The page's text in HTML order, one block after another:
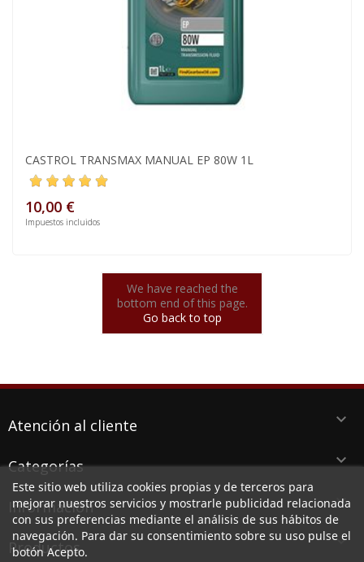
CASTROL TRANSMAX MANUAL EP 80W 1L
10,00 €
Impuestos incluidos
We have reached the
bottom end of this page.
Go back to top
Atención al cliente keyboard_arrow_down
Categorías keyboard_arrow_down
Información keyboard_arrow_down
Productos keyboard_arrow_down
Este sitio web utiliza cookies propias y de terceros para
mejorar nuestros servicios y mostrarle publicidad relacionada
con sus preferencias mediante el análisis de sus hábitos de
navegación. Para dar su consentimiento sobre su uso pulse el
botón Acepto.